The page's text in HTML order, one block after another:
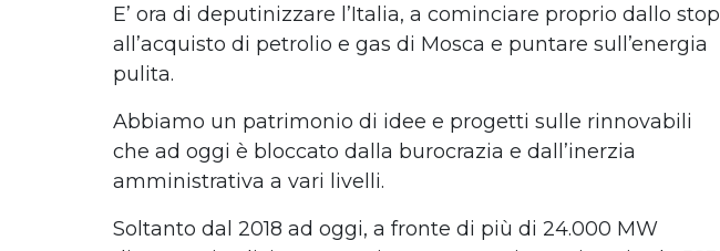
E’ ora di deputinizzare l’Italia, a cominciare proprio dallo stop
all’acquisto di petrolio e gas di Mosca e puntare sull’energia
pulita.
Abbiamo un patrimonio di idee e progetti sulle rinnovabili
che ad oggi è bloccato dalla burocrazia e dall’inerzia
amministrativa a vari livelli.
Soltanto dal 2018 ad oggi, a fronte di più di 24.000 MW